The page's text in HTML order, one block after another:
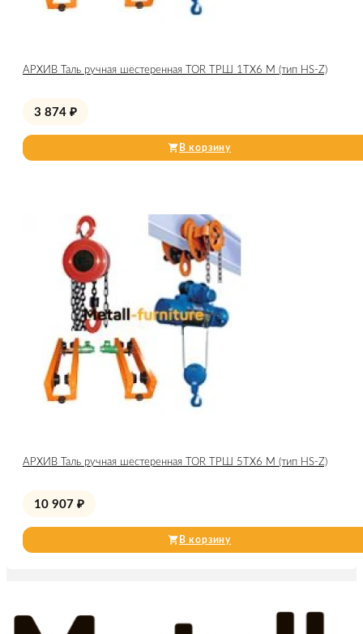
АРХИВ Таль ручная шестеренная TOR ТРШ 1ТХ6 М (тип HS-Z)
3 874 ₽
В корзину
АРХИВ Таль ручная шестеренная TOR ТРШ 5ТХ6 М (тип HS-Z)
10 907 ₽
В корзину